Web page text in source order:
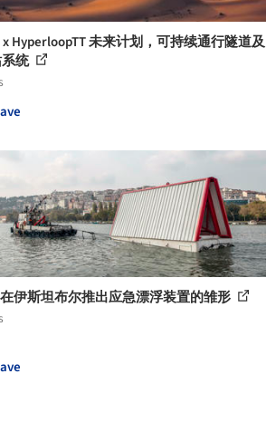
x HyperloopTT 未来计划，可持续通行隧道及
统
在伊斯坦布尔推出应急漂浮装置的雏形